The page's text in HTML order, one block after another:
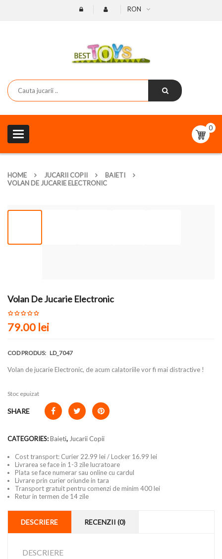
RON
Toggle
navigation
0
HOME JUCARII COPII
BAIETI
VOLAN DE JUCARIE ELECTRONIC
Volan De Jucarie Electronic
79.00 lei
COD PRODUS: LD_7047
Volan de jucarie Electronic, de acum calatoriile vor fi mai distractive !
Stoc epuizat
SHARE
CATEGORIES:Baieti, Jucarii Copii
Cost transport: Curier 22.99 lei / Locker 16.99 lei
Livrarea se face in 1-3 zile lucratoare
Plata se face numerar sau online cu cardul
Livrare prin curier oriunde in tara
Transport gratuit pentru comenzi de minim 400 lei
Retur in termen de 14 zile
DESCRIERE RECENZII (0)
DESCRIERE